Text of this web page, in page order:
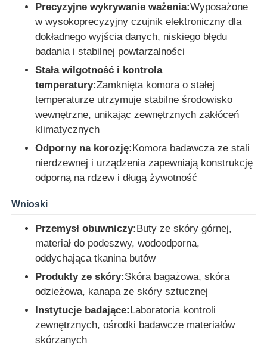
Produkty
Wycieczka po fabryce
Kontrola jakości
Skontaktuj się z nami
Sprzęt do badań laboratoryjnych
Komora do badań środowiskowych
Uniwersalna maszyna testująca
Precyzyjne wykrywanie ważenia:Wyposażone
w wysokoprecyzyjny czujnik elektroniczny dla
dokładnego wyjścia danych, niskiego błędu
badania i stabilnej powtarzalności
Stała wilgotność i kontrola
temperatury:Zamknięta komora o stałej
temperaturze utrzymuje stabilne środowisko
wewnętrzne, unikając zewnętrznych zakłóceń
klimatycznych
Odporny na korozję:Komora badawcza ze stali
nierdzewnej i urządzenia zapewniają konstrukcję
odporną na rdzew i długą żywotność
Wnioski
Przemysł obuwniczy:Buty ze skóry górnej,
materiał do podeszwy, wodoodporna,
oddychająca tkanina butów
Produkty ze skóry:Skóra bagażowa, skóra
odzieżowa, kanapa ze skóry sztucznej
Instytucje badające:Laboratoria kontroli
zewnętrznych, ośrodki badawcze materiałów
skórzanych